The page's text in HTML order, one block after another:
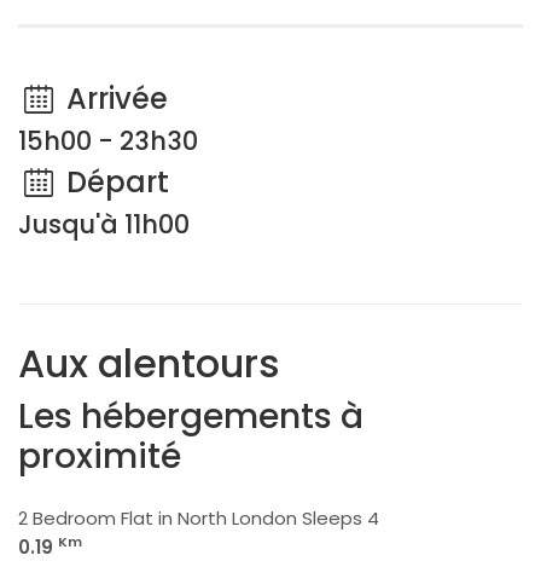
Arrivée
15h00 - 23h30
Départ
Jusqu'à 11h00
Aux alentours
Les hébergements à
proximité
2 Bedroom Flat in North London Sleeps 4
0.19 Km